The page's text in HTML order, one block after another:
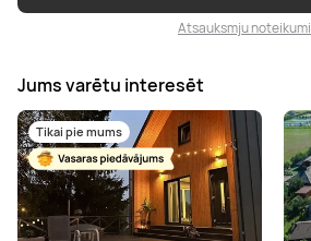
Atsauksmju noteikumi
Jums varētu interesēt
Tikai pie mums